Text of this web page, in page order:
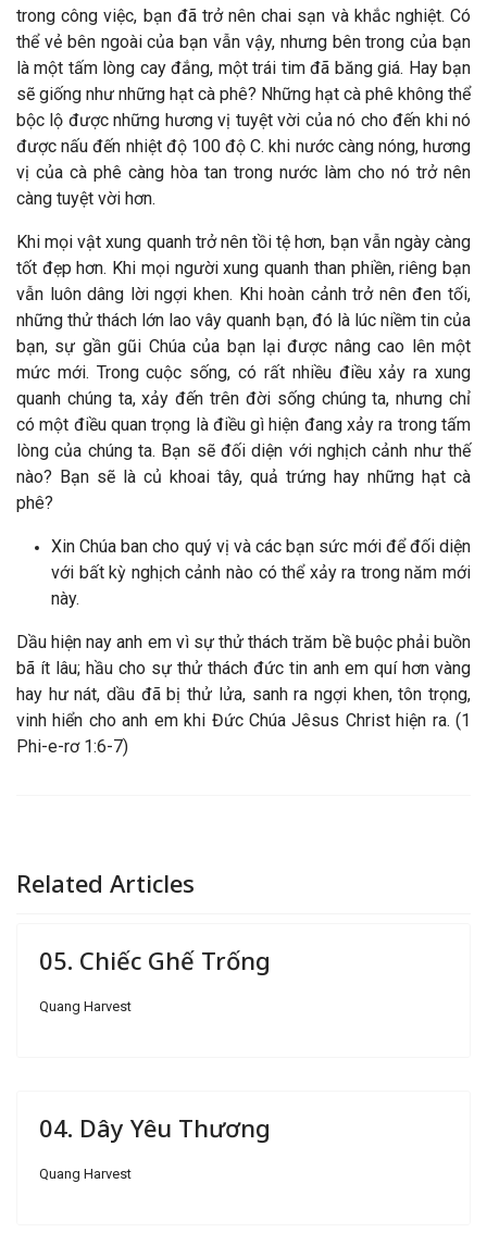
trong công việc, bạn đã trở nên chai sạn và khắc nghiệt. Có
thể vẻ bên ngoài của bạn vẫn vậy, nhưng bên trong của bạn
là một tấm lòng cay đắng, một trái tim đã băng giá. Hay bạn
sẽ giống như những hạt cà phê? Những hạt cà phê không thể
bộc lộ được những hương vị tuyệt vời của nó cho đến khi nó
được nấu đến nhiệt độ 100 độ C. khi nước càng nóng, hương
vị của cà phê càng hòa tan trong nước làm cho nó trở nên
càng tuyệt vời hơn.
Khi mọi vật xung quanh trở nên tồi tệ hơn, bạn vẫn ngày càng
tốt đẹp hơn. Khi mọi người xung quanh than phiền, riêng bạn
vẫn luôn dâng lời ngợi khen. Khi hoàn cảnh trở nên đen tối,
những thử thách lớn lao vây quanh bạn, đó là lúc niềm tin của
bạn, sự gần gũi Chúa của bạn lại được nâng cao lên một
mức mới. Trong cuộc sống, có rất nhiều điều xảy ra xung
quanh chúng ta, xảy đến trên đời sống chúng ta, nhưng chỉ
có một điều quan trọng là điều gì hiện đang xảy ra trong tấm
lòng của chúng ta. Bạn sẽ đối diện với nghịch cảnh như thế
nào? Bạn sẽ là củ khoai tây, quả trứng hay những hạt cà
phê?
Xin Chúa ban cho quý vị và các bạn sức mới để đối diện
với bất kỳ nghịch cảnh nào có thể xảy ra trong năm mới
này.
Dầu hiện nay anh em vì sự thử thách trăm bề buộc phải buồn
bã ít lâu; hầu cho sự thử thách đức tin anh em quí hơn vàng
hay hư nát, dầu đã bị thử lửa, sanh ra ngợi khen, tôn trọng,
vinh hiển cho anh em khi Đức Chúa Jêsus Christ hiện ra. (1
Phi-e-rơ 1:6-7)
Related Articles
05. Chiếc Ghế Trống
Quang Harvest
04. Dây Yêu Thương
Quang Harvest